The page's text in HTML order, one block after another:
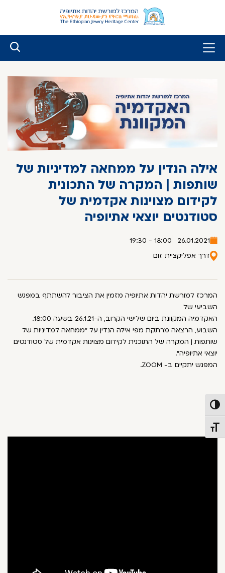
הפעל/כבה ניגודיות גבוהה
מתג גודל גופן
אילה הנדין על ממחאה למדיניות של
שותפות | המקרה של התכונית
לקידום מצוינות אקדמית של
סטודנטים יוצאי אתיופיה
26.01.2021
18:00 - 19:30
דרך אפליקציית זום
המרכז למורשת יהדות אתיופיה מזמין את הציבור להשתתף במפגש
השביעי של
האקדמיה המקוונת ביום שלישי הקרוב, ה-26.1.21 בשעה 18:00.
השבוע, הרצאה מרתקת מפי אילה הנדין על "ממחאה למדיניות של
שותפות | המקרה של התוכנית לקידום מצוינות אקדמית של סטודנטים
יוצאי אתיופיה".
המפגש יתקיים ב- ZOOM.